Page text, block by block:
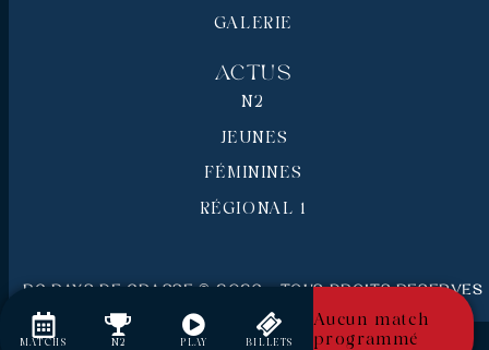
MATCHS N2 PLAY BILLETS
Aucun match
programmé
GALERIE
Actus
N2
JEUNES
FÉMININES
RÉGIONAL 1
RC Pays de Grasse © 2026 - Tous droits réservés